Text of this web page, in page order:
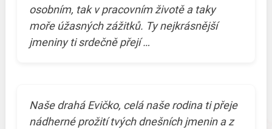
osobním, tak v pracovním životě a taky
moře úžasných zážitků. Ty nejkrásnější
jmeniny ti srdečně přejí …
Naše drahá Evičko, celá naše rodina ti přeje
nádherné prožití tvých dnešních jmenin a z